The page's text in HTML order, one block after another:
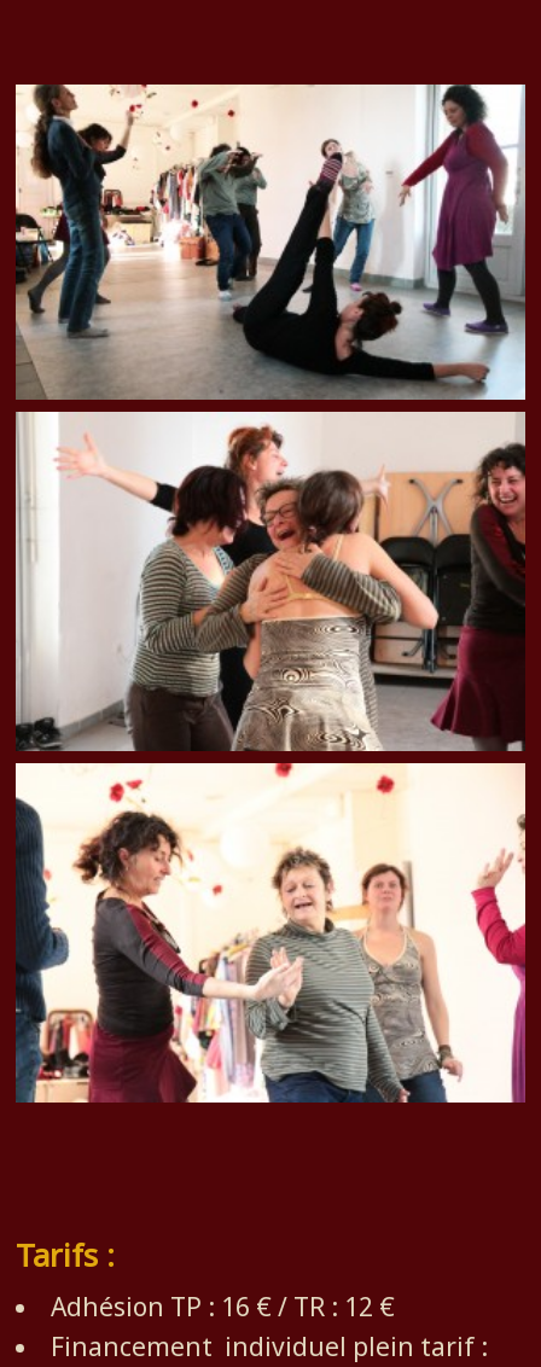
Tarifs :
Adhésion TP : 16 € / TR : 12 €
Financement individuel plein tarif :